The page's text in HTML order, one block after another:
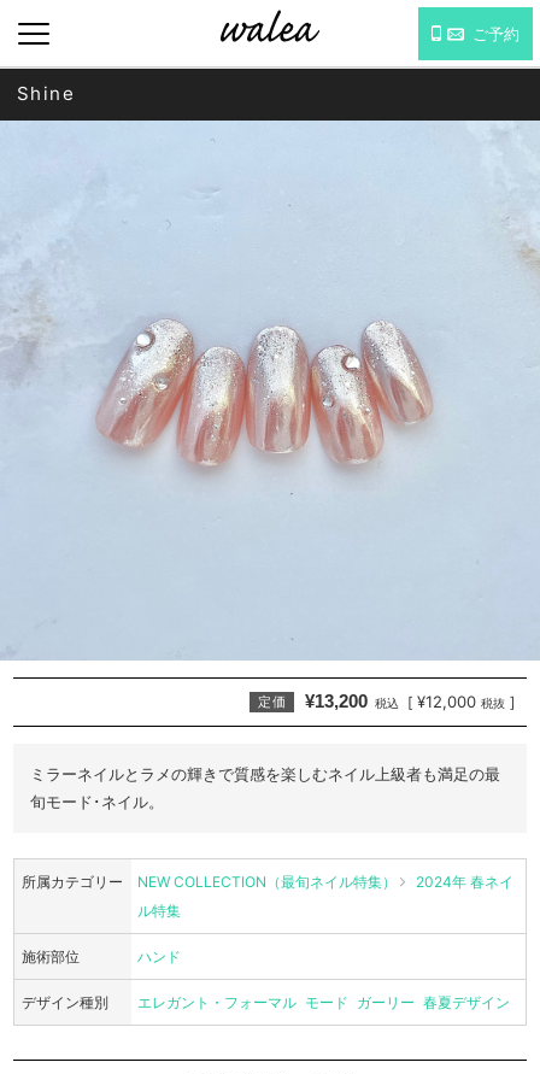
ご予約
Shine
定価 ¥13,200 税込 [ ¥12,000 税抜 ]
ミラーネイルとラメの輝きで質感を楽しむネイル上級者も満足の最
旬モード･ネイル。
所属カテゴリー NEW COLLECTION（最旬ネイル特集）
2024年 春ネイ
ル特集
施術部位 ハンド
デザイン種別 エレガント・フォーマル モード ガーリー 春夏デザイン